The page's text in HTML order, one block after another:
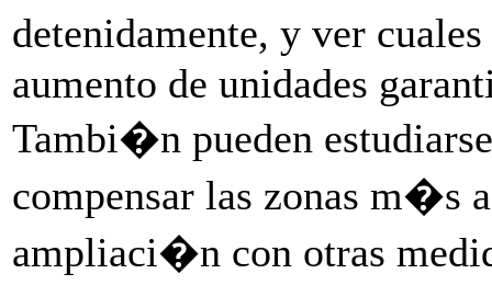
detenidamente, y ver
aumento de unidades
Tambi�n pueden
compensar las zonas m�s
ampliaci�n con otras